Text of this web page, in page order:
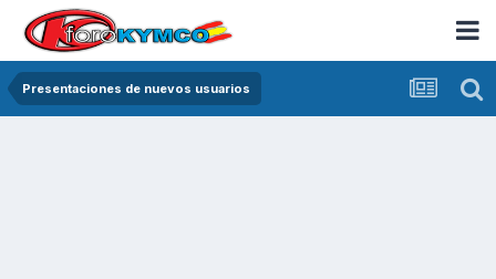
Presentaciones de nuevos usuarios